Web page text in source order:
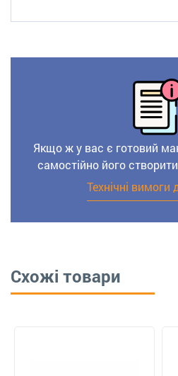
Якщо ж у вас є готовий
самостійно його
Технічні вимоги
Схожі товари